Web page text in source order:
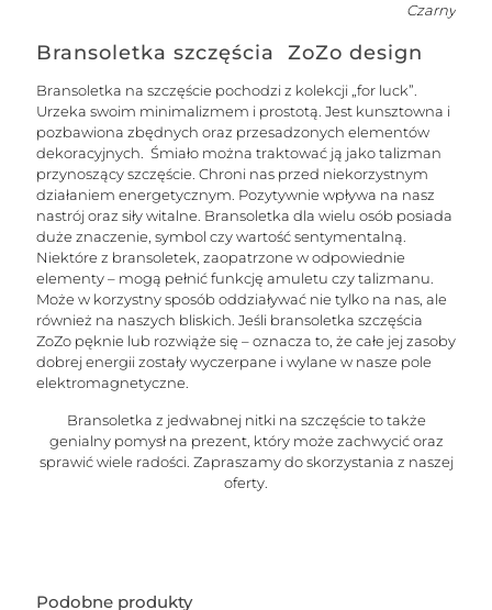
Czarny
Bransoletka szczęścia ZoZo design
Bransoletka na szczęście pochodzi z kolekcji „for luck”.
Urzeka swoim minimalizmem i prostotą. Jest kunsztowna i
pozbawiona zbędnych oraz przesadzonych elementów
dekoracyjnych. Śmiało można traktować ją jako talizman
przynoszący szczęście. Chroni nas przed niekorzystnym
działaniem energetycznym. Pozytywnie wpływa na nasz
nastrój oraz siły witalne. Bransoletka dla wielu osób posiada
duże znaczenie, symbol czy wartość sentymentalną.
Niektóre z bransoletek, zaopatrzone w odpowiednie
elementy – mogą pełnić funkcję amuletu czy talizmanu.
Może w korzystny sposób oddziaływać nie tylko na nas, ale
również na naszych bliskich. Jeśli bransoletka szczęścia
ZoZo pęknie lub rozwiąże się – oznacza to, że całe jej zasoby
dobrej energii zostały wyczerpane i wylane w nasze pole
elektromagnetyczne.
Bransoletka z jedwabnej nitki na szczęście to także
genialny pomysł na prezent, który może zachwycić oraz
sprawić wiele radości. Zapraszamy do skorzystania z naszej
oferty.
Podobne produkty